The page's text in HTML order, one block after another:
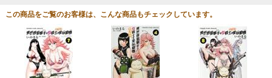
この商品をご覧のお客様は、こんな商品もチェックしています。